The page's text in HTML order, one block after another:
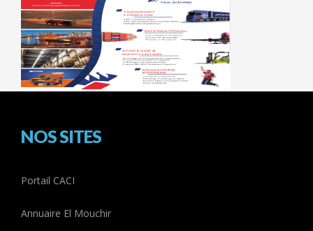
NOS SITES
Portail CACI
Annuaire El Mouchir